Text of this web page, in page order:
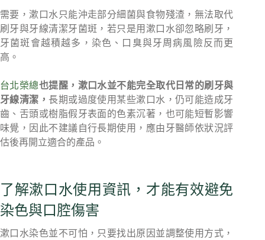
需要，漱口水只能沖走部分細菌與食物殘渣，無法取代
刷牙與牙線清潔牙菌斑，若只是用漱口水卻忽略刷牙，
牙菌斑會越積越多，染色、口臭與牙周病風險反而更
高。
台北榮總也提醒，漱口水並不能完全取代日常的刷牙與
牙線清潔， 長期或過度使用某些漱口水，仍可能造成牙
齒、舌頭或樹脂假牙表面的色素沉著，也可能短暫影響
味覺，因此不建議自行長期使用，應由牙醫師依狀況評
估後再開立適合的產品。
了解漱口水使用資訊，才能有效避免
染色與口腔傷害
漱口水染色並不可怕，只要找出原因並調整使用方式，